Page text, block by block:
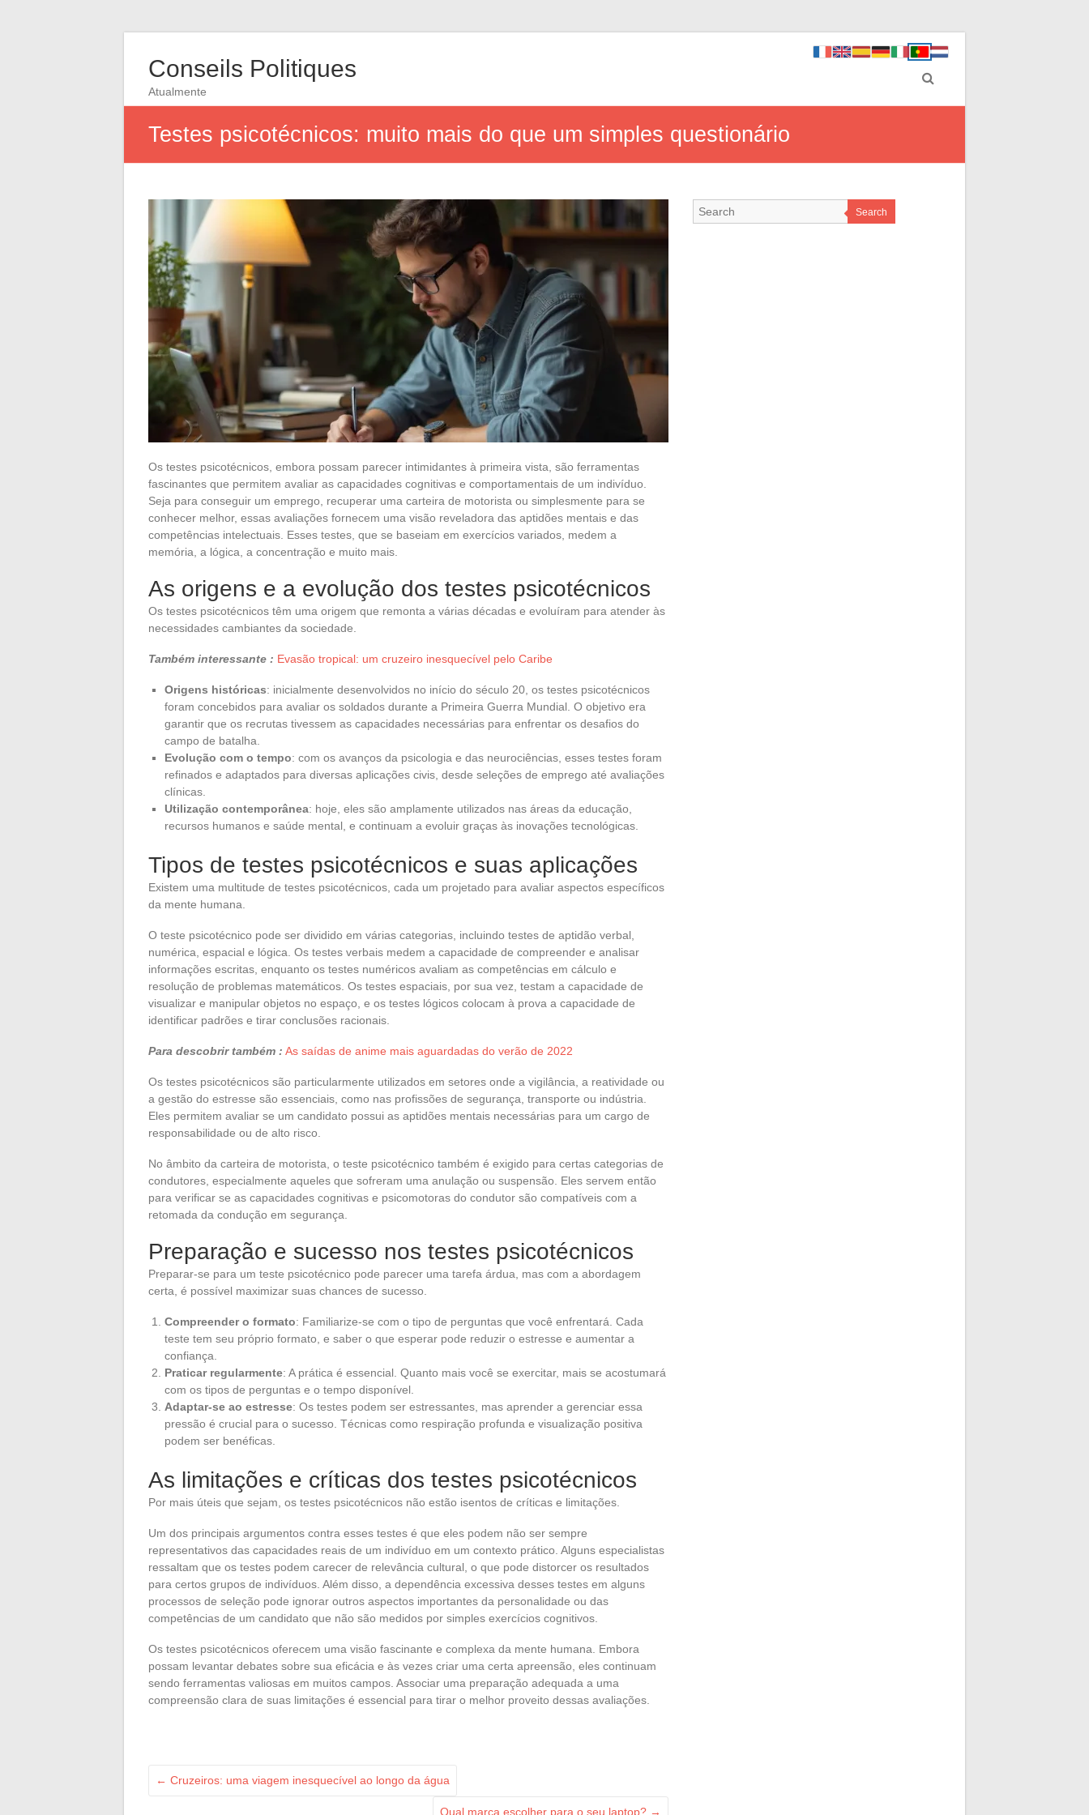
Conseils Politiques
Atualmente
Testes psicotécnicos: muito mais do que um simples questionário
Os testes psicotécnicos, embora possam parecer intimidantes à primeira vista, são ferramentas
fascinantes que permitem avaliar as capacidades cognitivas e comportamentais de um indivíduo.
Seja para conseguir um emprego, recuperar uma carteira de motorista ou simplesmente para se
conhecer melhor, essas avaliações fornecem uma visão reveladora das aptidões mentais e das
competências intelectuais. Esses testes, que se baseiam em exercícios variados, medem a
memória, a lógica, a concentração e muito mais.
As origens e a evolução dos testes psicotécnicos
Os testes psicotécnicos têm uma origem que remonta a várias décadas e evoluíram para atender às
necessidades cambiantes da sociedade.
Também interessante : Evasão tropical: um cruzeiro inesquecível pelo Caribe
Origens históricas: inicialmente desenvolvidos no início do século 20, os testes psicotécnicos
foram concebidos para avaliar os soldados durante a Primeira Guerra Mundial. O objetivo era
garantir que os recrutas tivessem as capacidades necessárias para enfrentar os desafios do
campo de batalha.
Evolução com o tempo: com os avanços da psicologia e das neurociências, esses testes foram
refinados e adaptados para diversas aplicações civis, desde seleções de emprego até avaliações
clínicas.
Utilização contemporânea: hoje, eles são amplamente utilizados nas áreas da educação,
recursos humanos e saúde mental, e continuam a evoluir graças às inovações tecnológicas.
Tipos de testes psicotécnicos e suas aplicações
Existem uma multitude de testes psicotécnicos, cada um projetado para avaliar aspectos específicos
da mente humana.
O teste psicotécnico pode ser dividido em várias categorias, incluindo testes de aptidão verbal,
numérica, espacial e lógica. Os testes verbais medem a capacidade de compreender e analisar
informações escritas, enquanto os testes numéricos avaliam as competências em cálculo e
resolução de problemas matemáticos. Os testes espaciais, por sua vez, testam a capacidade de
visualizar e manipular objetos no espaço, e os testes lógicos colocam à prova a capacidade de
identificar padrões e tirar conclusões racionais.
Para descobrir também : As saídas de anime mais aguardadas do verão de 2022
Os testes psicotécnicos são particularmente utilizados em setores onde a vigilância, a reatividade ou
a gestão do estresse são essenciais, como nas profissões de segurança, transporte ou indústria.
Eles permitem avaliar se um candidato possui as aptidões mentais necessárias para um cargo de
responsabilidade ou de alto risco.
No âmbito da carteira de motorista, o teste psicotécnico também é exigido para certas categorias de
condutores, especialmente aqueles que sofreram uma anulação ou suspensão. Eles servem então
para verificar se as capacidades cognitivas e psicomotoras do condutor são compatíveis com a
retomada da condução em segurança.
Preparação e sucesso nos testes psicotécnicos
Preparar-se para um teste psicotécnico pode parecer uma tarefa árdua, mas com a abordagem
certa, é possível maximizar suas chances de sucesso.
Compreender o formato: Familiarize-se com o tipo de perguntas que você enfrentará. Cada
teste tem seu próprio formato, e saber o que esperar pode reduzir o estresse e aumentar a
confiança.
Praticar regularmente: A prática é essencial. Quanto mais você se exercitar, mais se acostumará
com os tipos de perguntas e o tempo disponível.
Adaptar-se ao estresse: Os testes podem ser estressantes, mas aprender a gerenciar essa
pressão é crucial para o sucesso. Técnicas como respiração profunda e visualização positiva
podem ser benéficas.
As limitações e críticas dos testes psicotécnicos
Por mais úteis que sejam, os testes psicotécnicos não estão isentos de críticas e limitações.
Um dos principais argumentos contra esses testes é que eles podem não ser sempre
representativos das capacidades reais de um indivíduo em um contexto prático. Alguns especialistas
ressaltam que os testes podem carecer de relevância cultural, o que pode distorcer os resultados
para certos grupos de indivíduos. Além disso, a dependência excessiva desses testes em alguns
processos de seleção pode ignorar outros aspectos importantes da personalidade ou das
competências de um candidato que não são medidos por simples exercícios cognitivos.
Os testes psicotécnicos oferecem uma visão fascinante e complexa da mente humana. Embora
possam levantar debates sobre sua eficácia e às vezes criar uma certa apreensão, eles continuam
sendo ferramentas valiosas em muitos campos. Associar uma preparação adequada a uma
compreensão clara de suas limitações é essencial para tirar o melhor proveito dessas avaliações.
← Cruzeiros: uma viagem inesquecível ao longo da água
Qual marca escolher para o seu laptop? →
Search